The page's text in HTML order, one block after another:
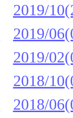
2019/
2019/
2019/
2018/
2018/